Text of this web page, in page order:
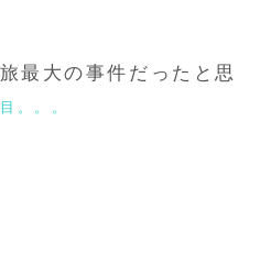
最大の事件だったと思
。。。